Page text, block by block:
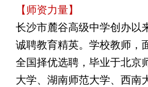
【师资力量】
长沙市麓谷高级中学创办以
诚聘教育精英。学校教师，
全国择优选聘，毕业于北京
大学、湖南师范大学、西南